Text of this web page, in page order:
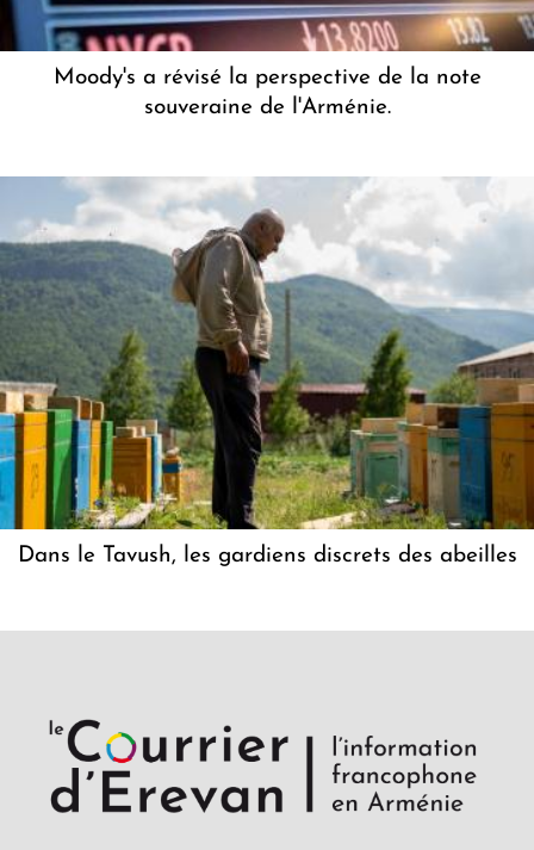
Moody's a révisé la perspective de la note
souveraine de l'Arménie.
Dans le Tavush, les gardiens discrets des abeilles